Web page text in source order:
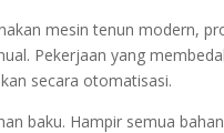
mesin tenun modern,
Pekerjaan yang
secara otomatisasi.
baku. Hampir semua